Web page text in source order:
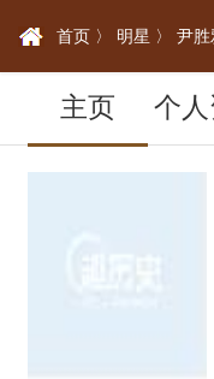
首页 〉 明星 〉 尹胜
主页 个